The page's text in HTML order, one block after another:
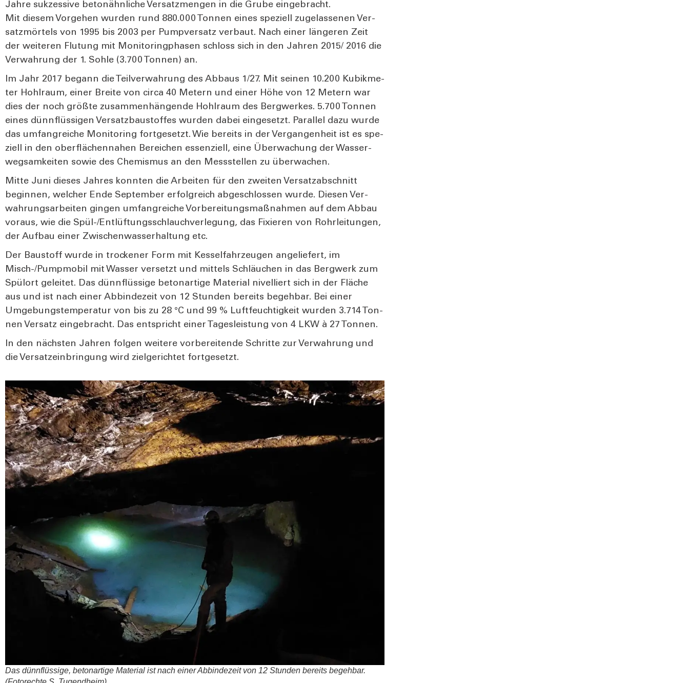
Jah­re suk­zes­si­ve beton­ähn­li­che Ver­satz­men­gen in die Gru­be ein­ge­bracht.
Mit die­sem Vor­ge­hen wur­den rund 880.000 Ton­nen eines spe­zi­ell zuge­las­se­nen Ver­
satz­mör­tels von 1995 bis 2003 per Pump­ver­satz ver­baut. Nach einer län­ge­ren Zeit
der wei­te­ren Flu­tung mit Moni­to­ring­pha­sen schloss sich in den Jah­ren 2015/ 2016 die
Ver­wah­rung der 1. Soh­le (3.700 Ton­nen) an.
Im Jahr 2017 begann die Teil­ver­wah­rung des Abbaus 1/27. Mit sei­nen 10.200 Kubik­me­
ter Hohl­raum, einer Brei­te von cir­ca 40 Metern und einer Höhe von 12 Metern war
dies der noch größ­te zusam­men­hän­gen­de Hohl­raum des Berg­wer­kes. 5.700 Ton­nen
eines dünn­flüs­si­gen Ver­satz­bau­stof­fes wur­den dabei ein­ge­setzt. Par­al­lel dazu wur­de
das umfang­rei­che Moni­to­ring fort­ge­setzt. Wie bereits in der Ver­gan­gen­heit ist es spe­
zi­ell in den ober­flä­chen­na­hen Berei­chen essen­zi­ell, eine Über­wa­chung der Was­ser­
weg­sam­kei­ten sowie des Che­mis­mus an den Mess­stel­len zu über­wa­chen.
Mit­te Juni die­ses Jah­res konn­ten die Arbei­ten für den zwei­ten Ver­satz­ab­schnitt
begin­nen, wel­cher Ende Sep­tem­ber erfolg­reich abge­schlos­sen wur­de. Die­sen Ver­
wah­rungs­ar­bei­ten gin­gen umfang­rei­che Vor­be­rei­tungs­maß­nah­men auf dem Abbau
vor­aus, wie die Spül-/Ent­lüf­tungs­schlauch­ver­le­gung, das Fixie­ren von Rohr­lei­tun­gen,
der Auf­bau einer Zwi­schen­was­ser­hal­tung etc.
Der Bau­stoff wur­de in tro­cke­ner Form mit Kes­sel­fahr­zeu­gen ange­lie­fert, im
Misch-/Pump­mo­bil mit Was­ser ver­setzt und mit­tels Schläu­chen in das Berg­werk zum
Spül­ort gelei­tet. Das dünn­flüs­si­ge beton­ar­ti­ge Mate­ri­al nivel­liert sich in der Flä­che
aus und ist nach einer Abbin­de­zeit von 12 Stun­den bereits begeh­bar. Bei einer
Umge­bungs­tem­pe­ra­tur von bis zu 28 °C und 99 % Luft­feuch­tig­keit wur­den 3.714 Ton­
nen Ver­satz ein­ge­bracht. Das ent­spricht einer Tages­leis­tung von 4 LKW à 27 Ton­nen.
In den nächs­ten Jah­ren fol­gen wei­te­re vor­be­rei­ten­de Schrit­te zur Ver­wah­rung und
die Ver­satz­ein­brin­gung wird ziel­ge­rich­tet fort­ge­setzt.
Das dünn­flüs­si­ge, beton­ar­ti­ge Mate­ri­al ist nach einer Abbin­de­zeit von 12 Stun­den bereits begeh­bar.